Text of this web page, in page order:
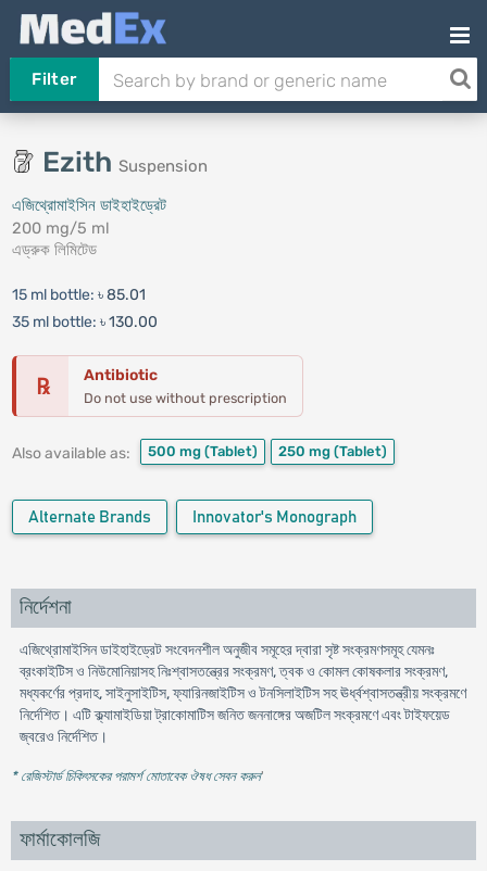
Filter
Ezith Suspension
এজিথ্রোমাইসিন ডাইহাইড্রেট
200 mg/5 ml
এড্রুক লিমিটেড
15 ml bottle: ৳ 85.01
35 ml bottle: ৳ 130.00
℞ Antibiotic
Do not use without prescription
Also available as: 500 mg (Tablet) 250 mg (Tablet)
Alternate Brands Innovator's Monograph
নির্দেশনা
এজিথ্রোমাইসিন ডাইহাইড্রেট সংবেদনশীল অনুজীব সমূহের দ্বারা সৃষ্ট সংক্রমণসমূহ যেমনঃ
ব্রংকাইটিস ও নিউমোনিয়াসহ নিঃশ্বাসতন্ত্রের সংক্রমণ, ত্বক ও কোমল কোষকলার সংক্রমণ,
মধ্যকর্ণের প্রদাহ, সাইনুসাইটিস, ফ্যারিনজাইটিস ও টনসিলাইটিস সহ ঊর্ধ্বশ্বাসতন্ত্রীয় সংক্রমণে
নির্দেশিত। এটি ক্ল্যামাইডিয়া ট্রাকোমাটিস জনিত জননাঙ্গের অজটিল সংক্রমণে এবং টাইফয়েড
জ্বরেও নির্দেশিত।
* রেজিস্টার্ড চিকিৎসকের পরামর্শ মোতাবেক ঔষধ সেবন করুন'
ফার্মাকোলজি